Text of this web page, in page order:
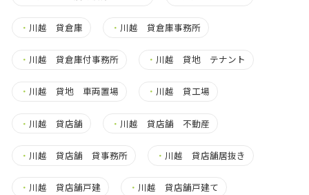
・ 川越 貸倉庫 ・ 川越 貸倉庫事務所
・ 川越 貸倉庫付事務所 ・ 川越 貸地 テナント
・ 川越 貸地 車両置場 ・ 川越 貸工場
・ 川越 貸店舗 ・ 川越 貸店舗 不動産
・ 川越 貸店舗 貸事務所 ・ 川越 貸店舗居抜き
・ 川越 貸店舗戸建 ・ 川越 貸店舗戸建て